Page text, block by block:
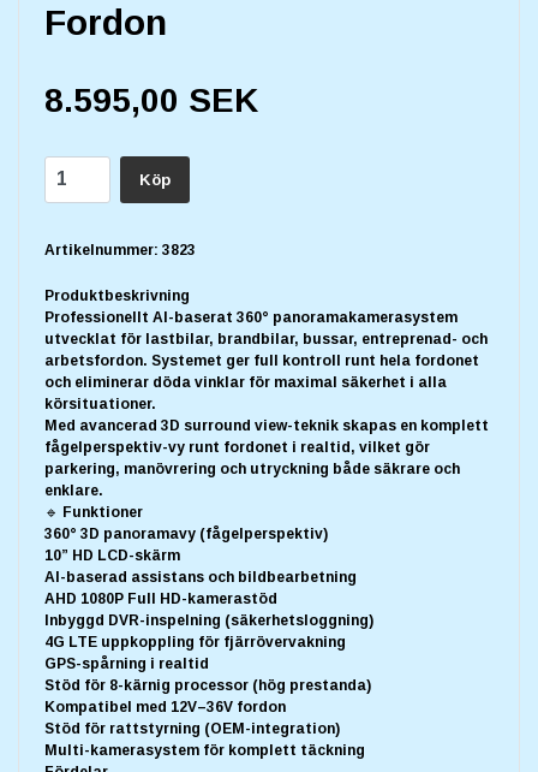
Fordon
8.595,00 SEK
Köp
Artikelnummer: 3823
Produktbeskrivning
Professionellt AI-baserat 360° panoramakamerasystem
utvecklat för lastbilar, brandbilar, bussar, entreprenad- och
arbetsfordon. Systemet ger full kontroll runt hela fordonet
och eliminerar döda vinklar för maximal säkerhet i alla
körsituationer.
Med avancerad 3D surround view-teknik skapas en komplett
fågelperspektiv-vy runt fordonet i realtid, vilket gör
parkering, manövrering och utryckning både säkrare och
enklare.
🔹 Funktioner
360° 3D panoramavy (fågelperspektiv)
10” HD LCD-skärm
AI-baserad assistans och bildbearbetning
AHD 1080P Full HD-kamerastöd
Inbyggd DVR-inspelning (säkerhetsloggning)
4G LTE uppkoppling för fjärrövervakning
GPS-spårning i realtid
Stöd för 8-kärnig processor (hög prestanda)
Kompatibel med 12V–36V fordon
Stöd för rattstyrning (OEM-integration)
Multi-kamerasystem för komplett täckning